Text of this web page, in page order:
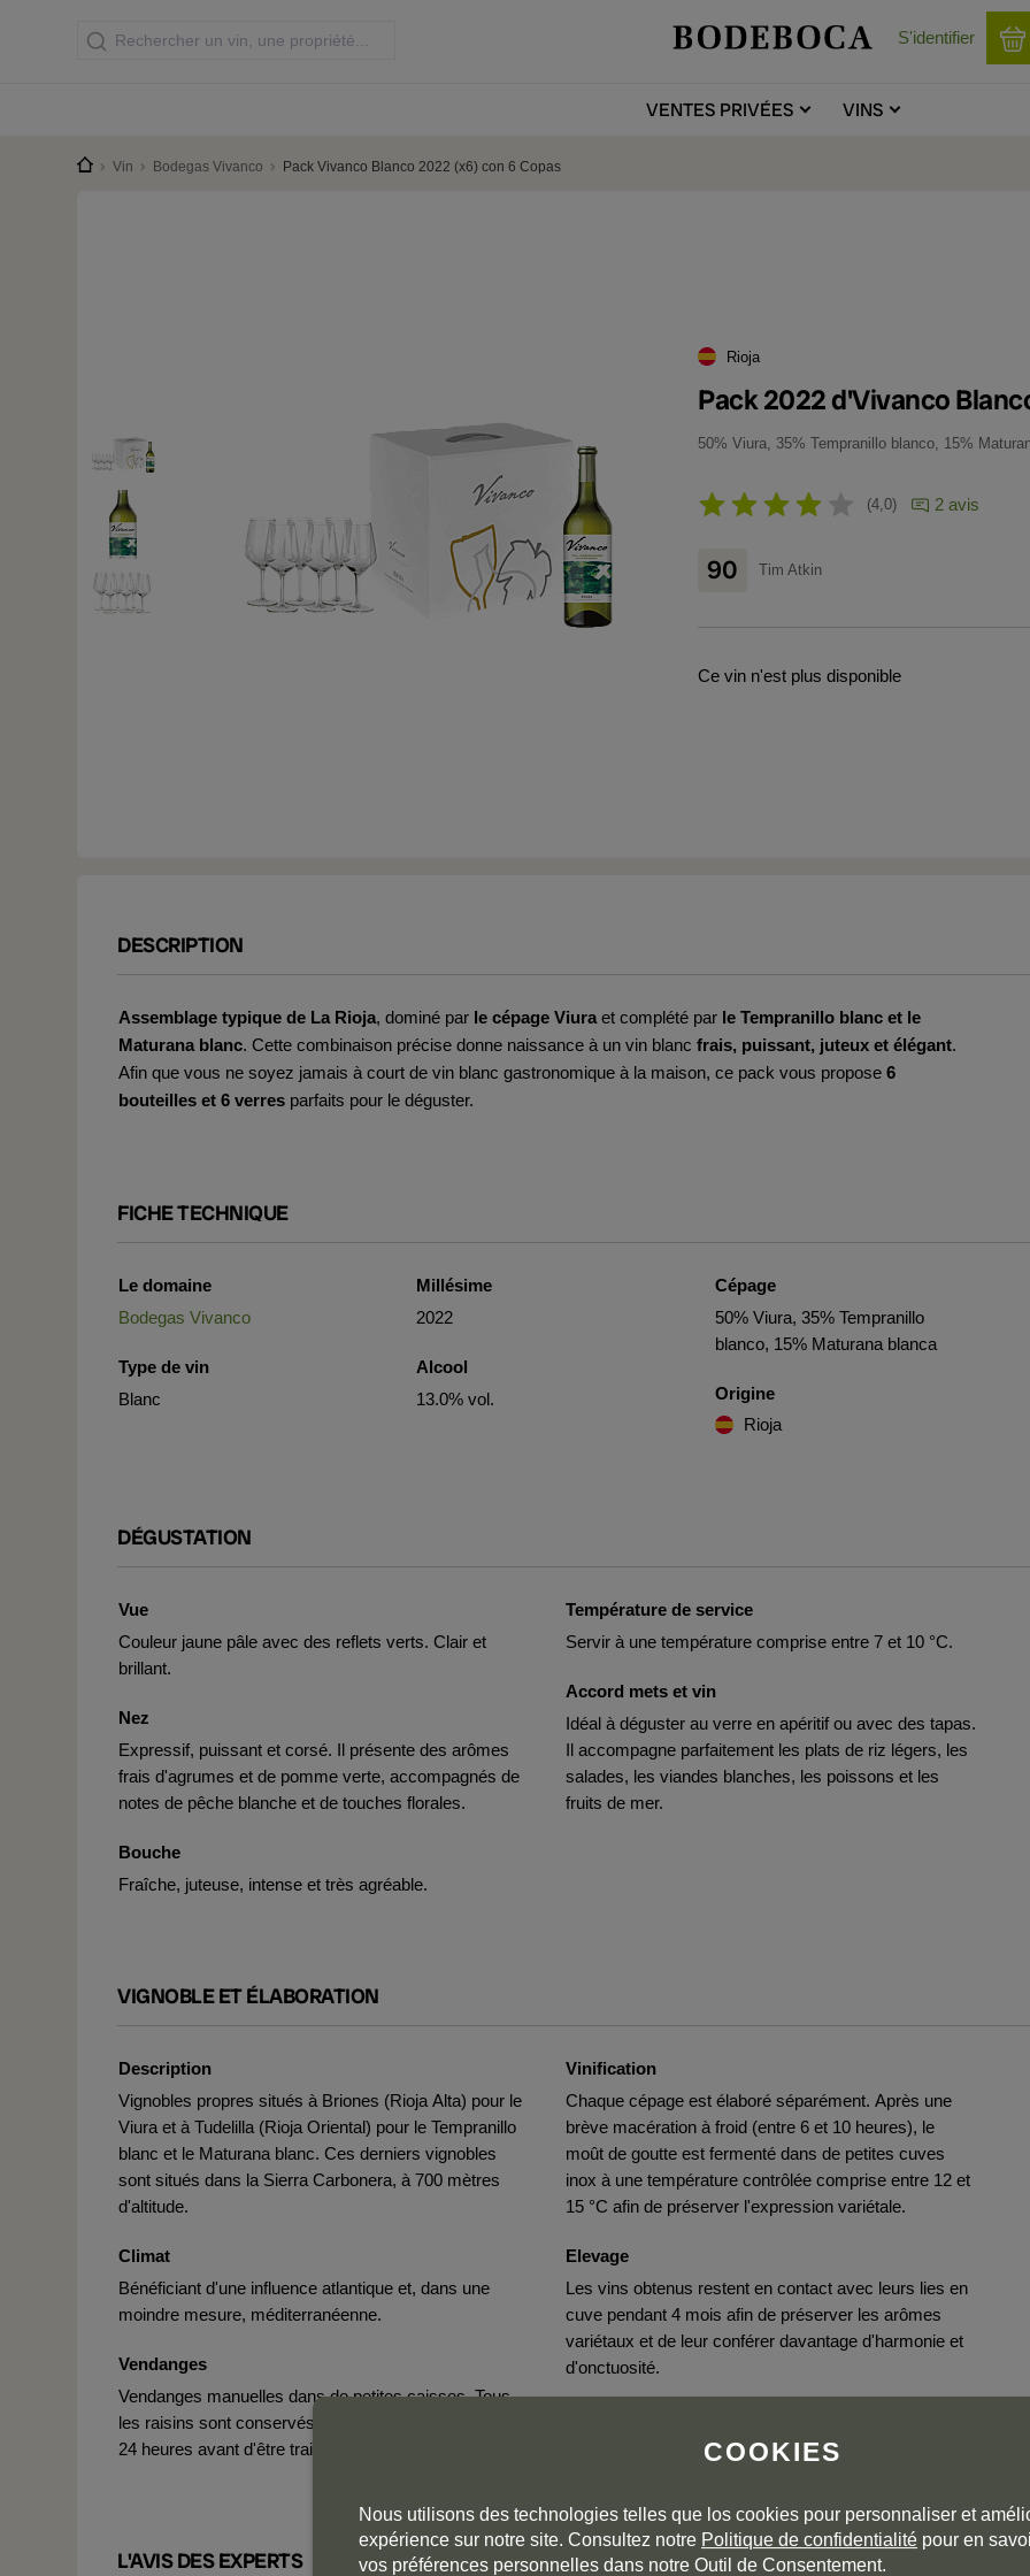
S'identifier
VENTES PRIVÉES VINS
Vin Bodegas Vivanco Pack Vivanco Blanco 2022 (x6) con 6 Copas
Rioja
Pack 2022 d'Vivanco
50% Viura, 35% Tempranillo blanco, 15%
4,0 2 avis
90 Tim Atkin
Ce vin n'est plus disponible
DESCRIPTION
Assemblage typique de La Rioja, dominé par le cépage Viura et complété par le Tempranillo blanc et le
Maturana blanc. Cette combinaison précise donne naissance à un vin blanc frais, puissant, juteux et élégant.
Afin que vous ne soyez jamais à court de vin blanc gastronomique à la maison, ce pack vous propose 6
bouteilles et 6 verres parfaits pour le déguster.
FICHE TECHNIQUE
Le domaine
Bodegas Vivanco
Type de vin
Blanc
Millésime
2022
Alcool
13.0% vol.
Cépage
50% Viura, 35% Tempranillo
blanco, 15% Maturana blanca
Origine
Rioja
DÉGUSTATION
Vue
Couleur jaune pâle avec des reflets verts. Clair et
brillant.
Nez
Expressif, puissant et corsé. Il présente des arômes
frais d'agrumes et de pomme verte, accompagnés de
notes de pêche blanche et de touches florales.
Bouche
Fraîche, juteuse, intense et très agréable.
Température de service
Servir à une température comprise entre 7 et 10 °C.
Accord mets et vin
Idéal à déguster au verre en apéritif ou avec des tapas.
Il accompagne parfaitement les plats de riz légers, les
salades, les viandes blanches, les poissons et les
fruits de mer.
VIGNOBLE ET ÉLABORATION
Description
Vignobles propres situés à Briones (Rioja Alta) pour le
Viura et à Tudelilla (Rioja Oriental) pour le Tempranillo
blanc et le Maturana blanc. Ces derniers vignobles
sont situés dans la Sierra Carbonera, à 700 mètres
d'altitude.
Climat
Bénéficiant d'une influence atlantique et, dans une
moindre mesure, méditerranéenne.
Vendanges
Vendanges manuelles dans de petites caisses. Tous
les raisins sont conservés en chambre froide pendant
24 heures avant d'être traités sur la table de sélection.
Vinification
Chaque cépage est élaboré séparément. Après une
brève macération à froid (entre 6 et 10 heures), le
moût de goutte est fermenté dans de petites cuves
inox à une température contrôlée comprise entre 12 et
15 °C afin de préserver l'expression variétale.
Elevage
Les vins obtenus restent en contact avec leurs lies en
cuve pendant 4 mois afin de préserver les arômes
variétaux et de leur conférer davantage d'harmonie et
d'onctuosité.
L'AVIS DES EXPERTS
COOKIES
Nous utilisons des technologies telles que los cookies pour personnaliser et
expérience sur notre site. Consultez notre Politique de confidentialité pour en
vos préférences personnelles dans notre Outil de Consentement.